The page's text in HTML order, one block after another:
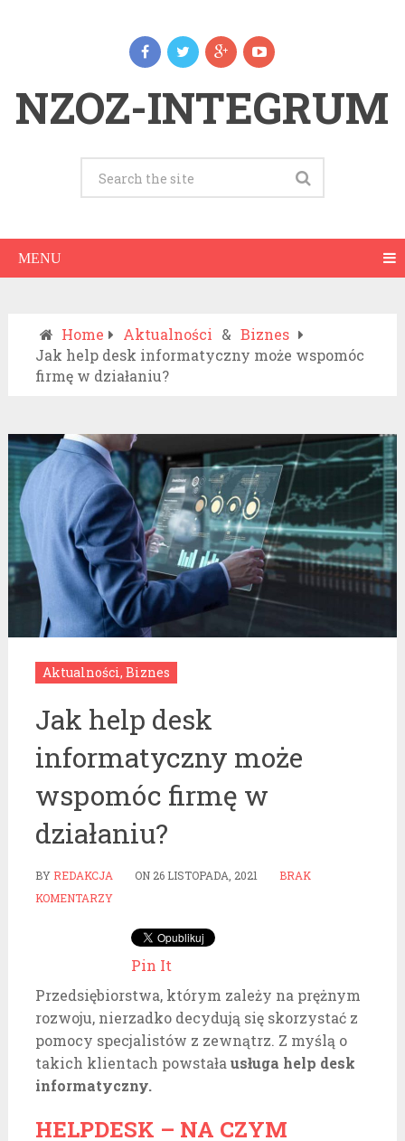
NZOZ-INTEGRUM
MENU
Home Aktualności & Biznes
Jak help desk informatyczny może wspomóc
firmę w działaniu?
Aktualności, Biznes
Jak help desk
informatyczny może
wspomóc firmę w
działaniu?
BY REDAKCJA ON 26 LISTOPADA, 2021
BRAK
KOMENTARZY
Pin It
Przedsiębiorstwa, którym zależy na prężnym
rozwoju, nierzadko decydują się skorzystać z
pomocy specjalistów z zewnątrz. Z myślą o
takich klientach powstała usługa help desk
informatyczny.
HELPDESK – NA CZYM